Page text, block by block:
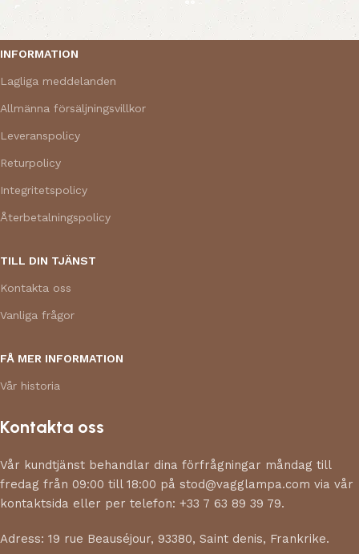
Read More
INFORMATION
Lagliga meddelanden
Allmänna försäljningsvillkor
Leveranspolicy
Returpolicy
Integritetspolicy
Återbetalningspolicy
TILL DIN TJÄNST
Kontakta oss
Vanliga frågor
FÅ MER INFORMATION
Vår historia
Kontakta oss
Vår kundtjänst behandlar dina förfrågningar måndag till
fredag från 09:00 till 18:00 på stod@vagglampa.com via vår
kontaktsida eller per telefon: +33 7 63 89 39 79.
Adress: 19 rue Beauséjour, 93380, Saint denis, Frankrike.